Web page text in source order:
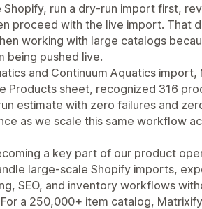
run a dry-run import first,
proceed with the live import. That
working with large catalogs
being pushed live.
and Continuum Aquatics import,
Products sheet, recognized 316
estimate with zero failures and
as we scale this same workflow
a key part of our product
large-scale Shopify imports,
SEO, and inventory workflows
a 250,000+ item catalog,